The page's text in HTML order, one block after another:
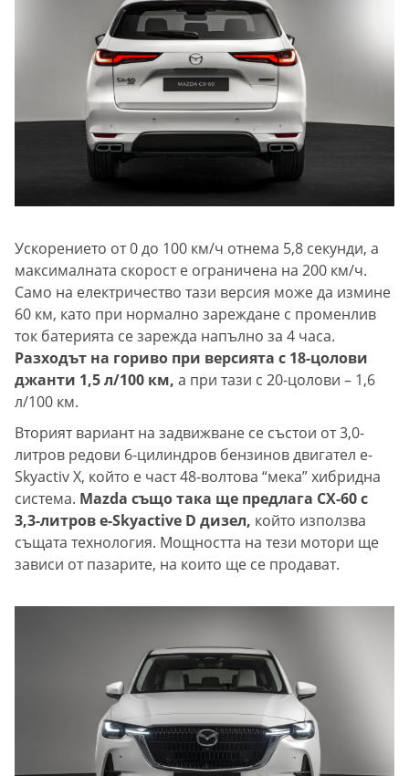
Ускорението от 0 до 100 км/ч отнема 5,8 секунди, а
максималната скорост е ограничена на 200 км/ч.
Само на електричество тази версия може да измине
60 км, като при нормално зареждане с променлив
ток батерията се зарежда напълно за 4 часа.
Разходът на гориво при версията с 18-цолови
джанти 1,5 л/100 км, а при тази с 20-цолови – 1,6
л/100 км.
Вторият вариант на задвижване се състои от 3,0-
литров редови 6-цилиндров бензинов двигател e-
Skyactiv X, който е част 48-волтова “мека” хибридна
система. Mazda също така ще предлага CX-60 с
3,3-литров e-Skyactive D дизел, който използва
същата технология. Мощността на тези мотори ще
зависи от пазарите, на които ще се продават.